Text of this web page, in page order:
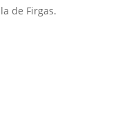
de Firgas.